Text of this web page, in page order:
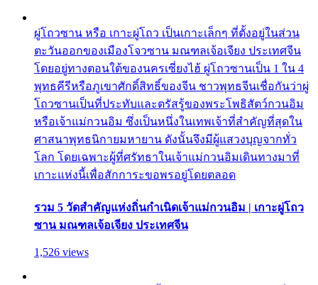
ผู่โถวซาน หรือ เกาะผู่โถว เป็นเกาะเล็กๆ ที่ตั้งอยู่ในส่วน
ตะวันออกของเมืองโจวซาน มณฑลเจ้อเจียง ประเทศจีน
โดยอยู่ทางตอนใต้ของนครเซี่ยงไฮ้ ผู่โถวซานเป็น 1 ใน 4
พุทธคีรีหรือภูเขาศักดิ์สิทธิ์ของจีน ชาวพุทธจีนเชื่อกันว่าผู่
โถวซานเป็นที่ประทับและตรัสรู้ของพระโพธิสัตว์กวนอิม
หรือเจ้าแม่กวนอิม ซึ่งเป็นหนึ่งในเทพเจ้าที่สำคัญที่สุดใน
ศาสนาพุทธนิกายมหายาน ดังนั้นจึงมีผู้แสวงบุญจากทั่ว
โลก โดยเฉพาะผู้ที่ศรัทธาในเจ้าแม่กวนอิมเดินทางมาที่
เกาะแห่งนี้เพื่อสักการะขอพรอยู่โดยตลอด
รวม 5 วัดสำคัญแห่งถิ่นกำเนิดเจ้าแม่กวนอิม | เกาะผู่โถว
ซาน มณฑลเจ้อเจียง ประเทศจีน
1,526 views